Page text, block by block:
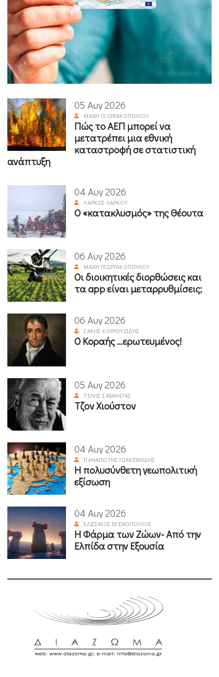
05 Αυγ 2026
ΜΆΧΗ ΓΕΩΡΓΑΚΟΠΟΎΛΟΥ
Πώς το ΑΕΠ μπορεί να
μετατρέπει μια εθνική
καταστροφή σε στατιστική
ανάπτυξη
04 Αυγ 2026
ΛΆΡΚΟΣ ΛΆΡΚΟΥ
Ο «κατακλυσμός» της Θέουτα
06 Αυγ 2026
ΜΆΧΗ ΓΕΩΡΓΑΚΟΠΟΎΛΟΥ
Οι διοικητικές διορθώσεις και
τα app είναι μεταρρυθμίσεις;
06 Αυγ 2026
ΣΆΚΗΣ ΚΟΥΡΟΥΖΊΔΗΣ
Ο Κοραής ...ερωτευμένος!
05 Αυγ 2026
ΤΈΛΗΣ ΣΑΜΑΝΤΆΣ
Τζον Χιούστον
04 Αυγ 2026
ΠΑΝΑΓΙΏΤΗΣ ΙΩΑΚΕΙΜΊΔΗΣ
Η πολυσύνθετη γεωπολιτική
εξίσωση
04 Αυγ 2026
ΕΛΙΣΣΑΊΟΣ ΒΓΕΝΌΠΟΥΛΟΣ
Η Φάρμα των Ζώων- Από την
Ελπίδα στην Εξουσία